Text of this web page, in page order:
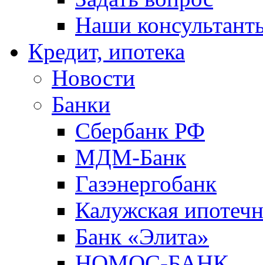
Наши
Кредит, ипотека
Новости
Банки
Сбербанк РФ
МДМ-Банк
Газэнергобанк
Калужская
Банк «Элита»